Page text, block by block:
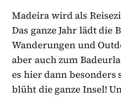
Madeira wird als
Das ganze Jahr lädt die
Wanderungen und
aber auch zum
es hier dann besonders
blüht die ganze Insel!